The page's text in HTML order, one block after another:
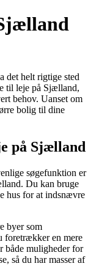
det helt rigtige sted
til leje på Sjælland,
behov. Uanset om
bolig til dine
på Sjælland
søgefunktion er
Du kan bruge
hus for at indsnævre
byer som
foretrækker en mere
både muligheder for
så du har masser af